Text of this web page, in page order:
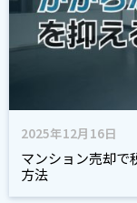
2025年12月16日
マンション売却で
方法